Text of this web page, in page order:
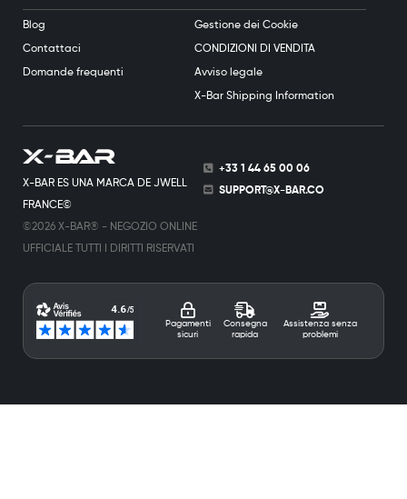
X-BAR ES UNA MARCA DE JWELL
FRANCE©
©2026 X-BAR® - NEGOZIO ONLINE
UFFICIALE TUTTI I DIRITTI RISERVATI
+33 1 44 65 00 06
SUPPORT@X-BAR.CO
Pagamenti
sicuri
Consegna
rapida
Assistenza senza
problemi
Blog
Contattaci
Domande frequenti
Gestione dei Cookie
CONDIZIONI DI VENDITA
Avviso legale
X-Bar Shipping Information